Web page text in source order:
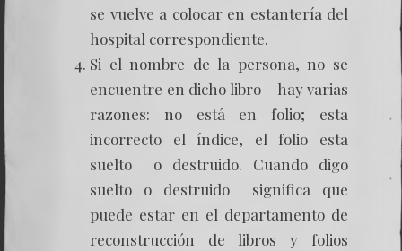
se vuelve a colocar en estantería del
hospital correspondiente.
Si el nombre de la persona, no se
encuentre en dicho libro – hay varias
razones: no está en folio; esta
incorrecto el índice, el folio esta
suelto o destruido. Cuando digo
suelto o destruido significa que
puede estar en el departamento de
reconstrucción de libros y folios